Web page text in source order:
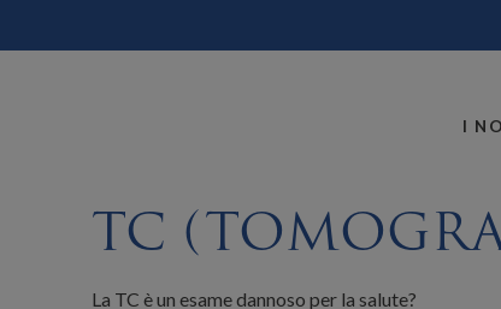
I
TC
La TC è un esame dannoso per la salute?